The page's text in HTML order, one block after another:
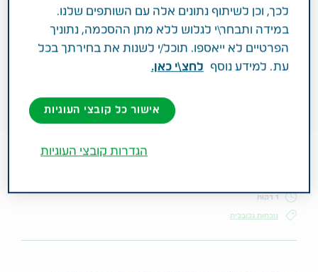
1 דקות
נוכחות גלובלית
לכך, וכן לשיתוף נתונים אלה עם השותפים שלנו.
במידה ותבחר\י לגלוש ללא מתן ההסכמה, נתוניך
הפרטיים לא ייאספו. תוכל/י לשנות את בחירתך בכל
עת. למידע נוסף לחצ\י כאן.
אישור כל קובצי העוגיות
הגדרות קובצי העוגיות